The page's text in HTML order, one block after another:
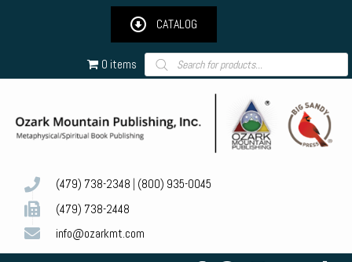
CATALOG
0 items Products
search
(479) 738-2348 (800) 935-0045
(479) 738-2448
info@ozarkmt.com